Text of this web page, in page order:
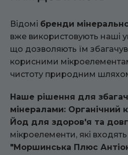
Відомі бренди
вже використовують наші
що дозволяють їм
корисними
чистоту природним
Наше рішення для
мінералами: Органічний
Йод для здоров'я та
мікроелементи, які
"Моршинська Плюс